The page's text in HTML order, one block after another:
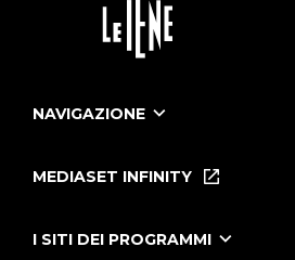
NAVIGAZIONE
Le Iene Presentano Inside
Tutti i servizi
MEDIASET INFINITY
I SITI DEI PROGRAMMI